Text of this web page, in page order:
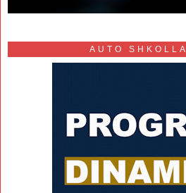
AUTO